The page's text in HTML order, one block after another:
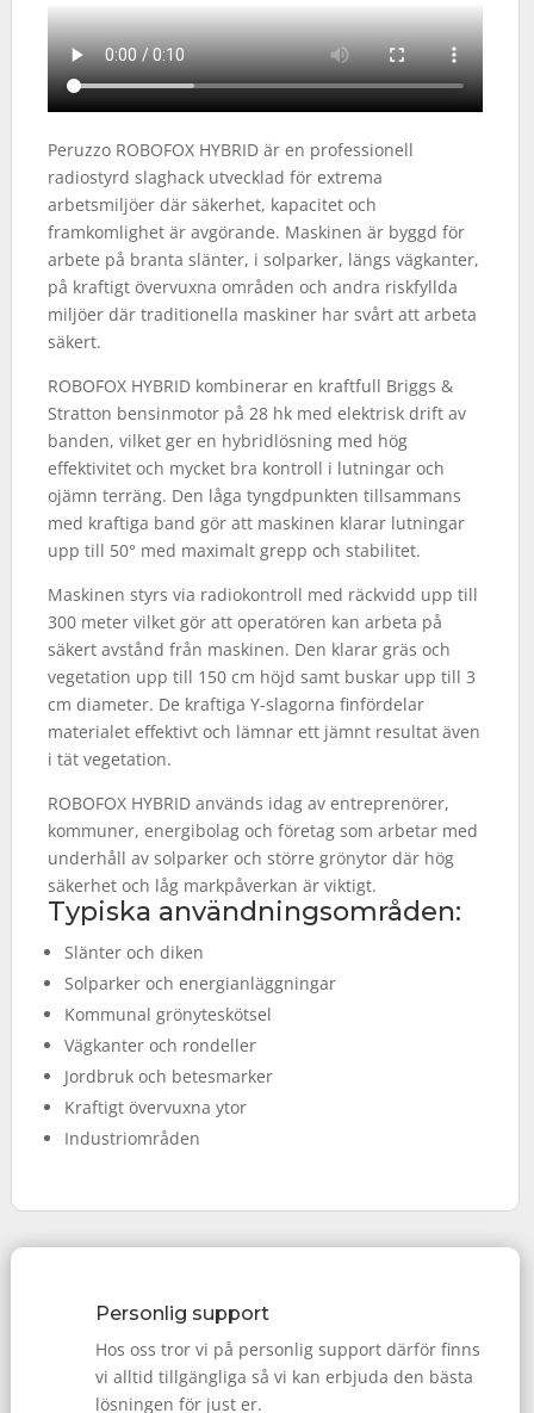
Peruzzo ROBOFOX HYBRID är en professionell
radiostyrd slaghack utvecklad för extrema
arbetsmiljöer där säkerhet, kapacitet och
framkomlighet är avgörande. Maskinen är byggd för
arbete på branta slänter, i solparker, längs vägkanter,
på kraftigt övervuxna områden och andra riskfyllda
miljöer där traditionella maskiner har svårt att arbeta
säkert.
ROBOFOX HYBRID kombinerar en kraftfull Briggs &
Stratton bensinmotor på 28 hk med elektrisk drift av
banden, vilket ger en hybridlösning med hög
effektivitet och mycket bra kontroll i lutningar och
ojämn terräng. Den låga tyngdpunkten tillsammans
med kraftiga band gör att maskinen klarar lutningar
upp till 50° med maximalt grepp och stabilitet.
Maskinen styrs via radiokontroll med räckvidd upp till
300 meter vilket gör att operatören kan arbeta på
säkert avstånd från maskinen. Den klarar gräs och
vegetation upp till 150 cm höjd samt buskar upp till 3
cm diameter. De kraftiga Y-slagorna finfördelar
materialet effektivt och lämnar ett jämnt resultat även
i tät vegetation.
ROBOFOX HYBRID används idag av entreprenörer,
kommuner, energibolag och företag som arbetar med
underhåll av solparker och större grönytor där hög
säkerhet och låg markpåverkan är viktigt.
Typiska användningsområden:
Slänter och diken
Solparker och energianläggningar
Kommunal grönyteskötsel
Vägkanter och rondeller
Jordbruk och betesmarker
Kraftigt övervuxna ytor
Industriområden
Personlig support
Hos oss tror vi på personlig support därför finns
vi alltid tillgängliga så vi kan erbjuda den bästa
lösningen för just er.